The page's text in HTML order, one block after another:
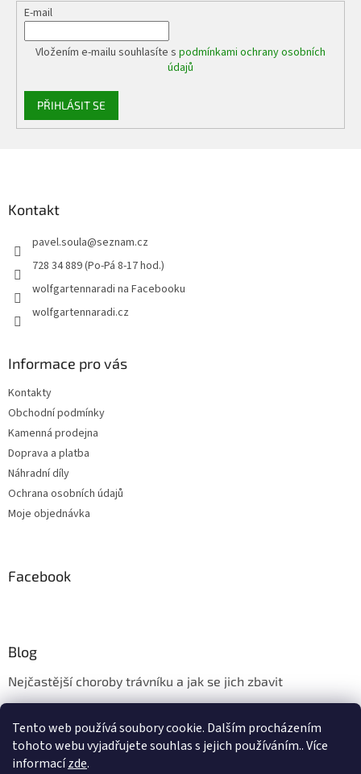
Tento web používá soubory cookie. Dalším procházením
tohoto webu vyjadřujete souhlas s jejich používáním.. Více
informacízde.
E-mail
Vložením e-mailu souhlasíte s podmínkami ochrany osobních
údajů
PŘIHLÁSIT SE
Kontakt
pavel.soula@seznam.cz
728 34 889 (Po-Pá 8-17 hod.)
wolfgartennaradi na Facebooku
wolfgartennaradi.cz
Informace pro vás
Kontakty
Obchodní podmínky
Kamenná prodejna
Doprava a platba
Náhradní díly
Ochrana osobních údajů
Moje objednávka
Facebook
Blog
Nejčastější choroby trávníku a jak se jich zbavit
Údržba trávníku v měsíci květnu